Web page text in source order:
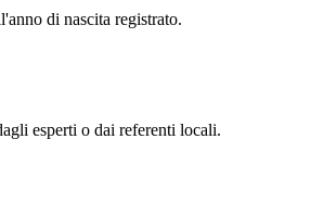
di nascita registrato.
esperti o dai referenti locali.